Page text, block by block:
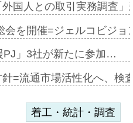
国人との取引実務調査
会を開催=ジェルコビジ
PJ」3社が新たに参加…
=流通市場活性化へ、検
着工・統計・調査